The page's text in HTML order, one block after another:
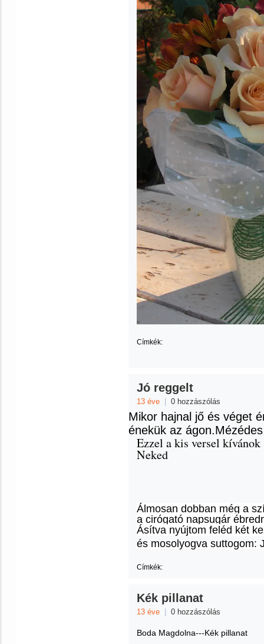
Címkék:
Jó reggelt
13 éve 0 hozzászólás
Mikor hajnal jő és véget
énekük az ágon.
Ezzel a kis versel
Neked
Álmosan dobban még a
a cirógató napsugár
Ásítva nyújtom feléd két
és mosolyogva suttogom:
Címkék:
Kék pillanat
13 éve 0 hozzászólás
Boda Magdolna---Kék pillanat